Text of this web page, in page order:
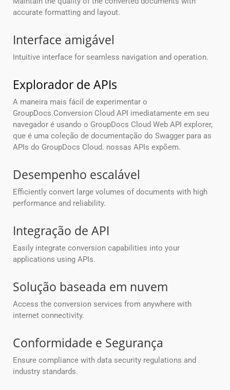
accurate formatting and layout.
Interface amigável
Intuitive interface for seamless navigation and operation.
Explorador de APIs
A maneira mais fácil de experimentar o
GroupDocs.Conversion Cloud API imediatamente em seu
navegador é usando o GroupDocs Cloud Web API explorer,
que é uma coleção de documentação do Swagger para as
APIs do GroupDocs Cloud. nossas APIs expõem.
Desempenho escalável
Efficiently convert large volumes of documents with high
performance and reliability.
Integração de API
Easily integrate conversion capabilities into your
applications using APIs.
Solução baseada em nuvem
Access the conversion services from anywhere with
internet connectivity.
Conformidade e Segurança
Ensure compliance with data security regulations and
industry standards.